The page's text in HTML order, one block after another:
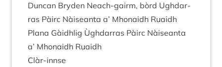
Duncan Bry­den Neach-gairm, bòrd Ugh­dar­
ras Pàirc Nàiseanta a’ Mhon­aidh Ruaidh
Plana Gàidh­lig Ùgh­dar­ras Pàirc Nàiseanta
a’ Mhon­aidh Ruaidh
Clàr-innse